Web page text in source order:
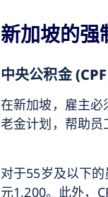
新加坡的强
中央公积金
在新加坡，雇主必
老金计划，帮助员
对于55岁及以下
元1,200。此外，